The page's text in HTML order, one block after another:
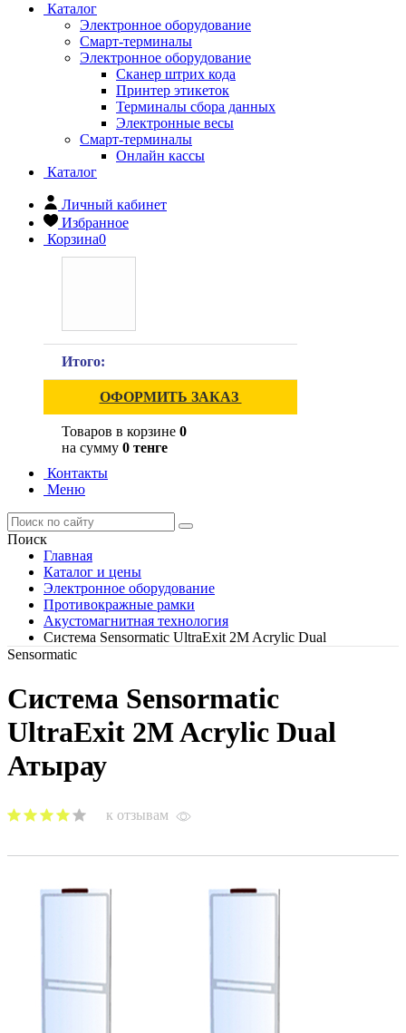
Каталог
Электронное оборудование
Смарт-терминалы
Электронное оборудование
Сканер штрих кода
Принтер этикеток
Терминалы сбора данных
Электронные весы
Смарт-терминалы
Онлайн кассы
Каталог
Личный кабинет
Избранное
Корзина0
Итого:
ОФОРМИТЬ ЗАКАЗ
Товаров в корзине 0
на сумму 0 тенге
Контакты
Меню
Поиск
Главная
Каталог и цены
Электронное оборудование
Противокражные рамки
Акустомагнитная технология
Система Sensormatic UltraExit 2M Acrylic Dual
Sensormatic
Система Sensormatic
UltraExit 2M Acrylic Dual
Атырау
к отзывам